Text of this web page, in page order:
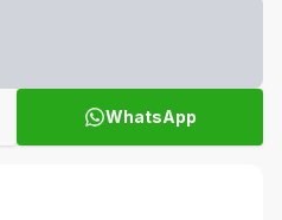
WhatsApp